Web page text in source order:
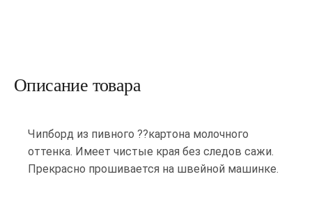
Описание товара
Чипборд из пивного ??картона молочного
оттенка. Имеет чистые края без следов сажи.
Прекрасно прошивается на швейной машинке.